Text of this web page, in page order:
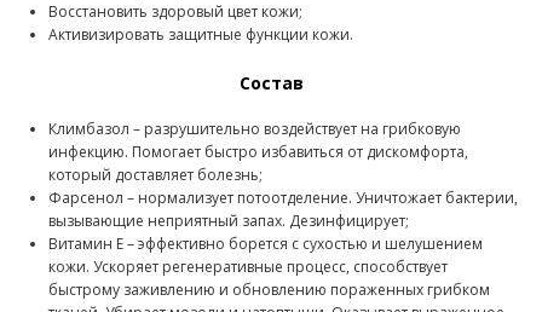
Восстановить здоровый цвет кожи;
Активизировать защитные функции кожи.
Состав
Климбазол – разрушительно воздействует на грибковую
инфекцию. Помогает быстро избавиться от дискомфорта,
который доставляет болезнь;
Фарсенол – нормализует потоотделение. Уничтожает бактерии,
вызывающие неприятный запах. Дезинфицирует;
Витамин E – эффективно борется с сухостью и шелушением
кожи. Ускоряет регенеративные процесс, способствует
быстрому заживлению и обновлению пораженных грибком